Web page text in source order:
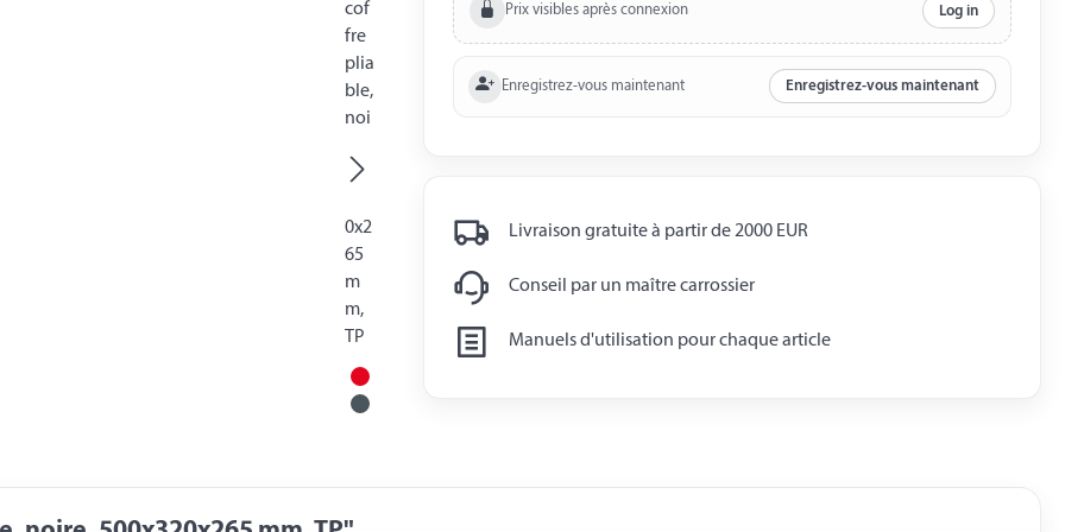
Prix visibles après connexion Log in
Enregistrez-vous maintenant Enregistrez-vous maintenant
Livraison gratuite à partir de 2000 EUR
Conseil par un maître carrossier
Manuels d'utilisation pour chaque article